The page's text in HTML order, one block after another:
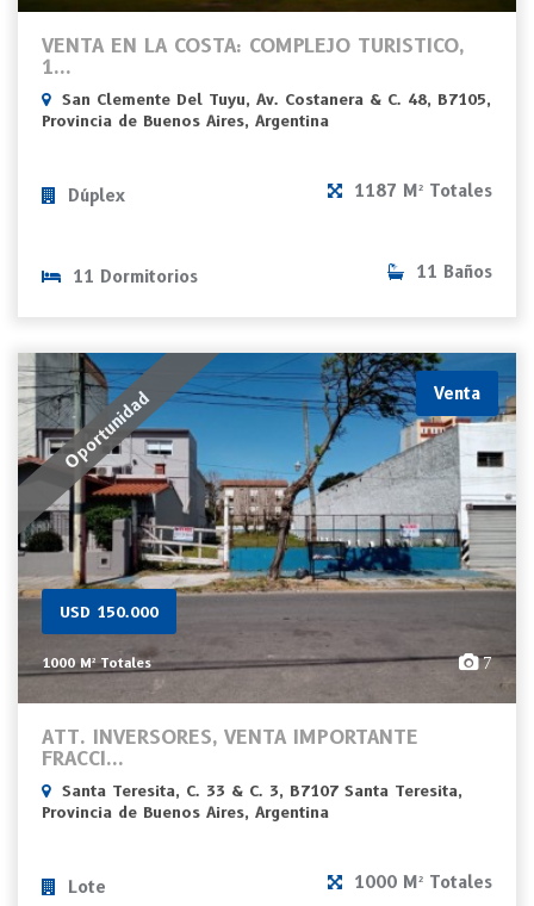
VENTA EN LA COSTA: COMPLEJO TURISTICO,
1...
San Clemente Del Tuyu, Av. Costanera & C. 48, B7105,
Provincia de Buenos Aires, Argentina
Dúplex 1187 M² Totales
11 Dormitorios 11 Baños
Oportunidad Venta
USD 150.000
1000 M² Totales 7
ATT. INVERSORES, VENTA IMPORTANTE
FRACCI...
Santa Teresita, C. 33 & C. 3, B7107 Santa Teresita,
Provincia de Buenos Aires, Argentina
Lote 1000 M² Totales